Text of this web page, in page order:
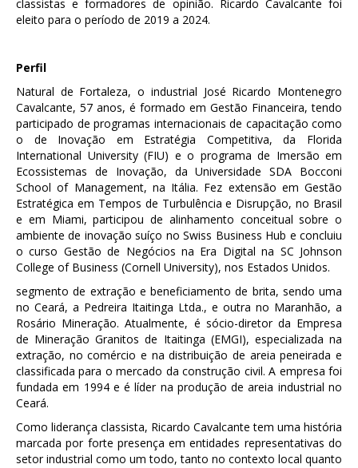
classistas e formadores de opinião. Ricardo Cavalcante foi
eleito para o período de 2019 a 2024.
Perfil
Natural de Fortaleza, o industrial José Ricardo Montenegro
Cavalcante, 57 anos, é formado em Gestão Financeira, tendo
participado de programas internacionais de capacitação como
o de Inovação em Estratégia Competitiva, da Florida
International University (FIU) e o programa de Imersão em
Ecossistemas de Inovação, da Universidade SDA Bocconi
School of Management, na Itália. Fez extensão em Gestão
Estratégica em Tempos de Turbulência e Disrupção, no Brasil
e em Miami, participou de alinhamento conceitual sobre o
ambiente de inovação suíço no Swiss Business Hub e concluiu
o curso Gestão de Negócios na Era Digital na SC Johnson
College of Business (Cornell University), nos Estados Unidos.
segmento de extração e beneficiamento de brita, sendo uma
no Ceará, a Pedreira Itaitinga Ltda., e outra no Maranhão, a
Rosário Mineração. Atualmente, é sócio-diretor da Empresa
de Mineração Granitos de Itaitinga (EMGI), especializada na
extração, no comércio e na distribuição de areia peneirada e
classificada para o mercado da construção civil. A empresa foi
fundada em 1994 e é líder na produção de areia industrial no
Ceará.
Como liderança classista, Ricardo Cavalcante tem uma história
marcada por forte presença em entidades representativas do
setor industrial como um todo, tanto no contexto local quanto